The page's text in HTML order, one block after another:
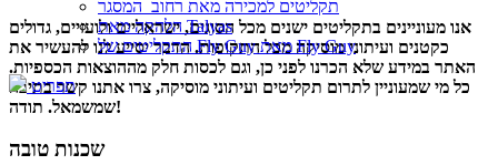
תקליטים למכירה מאת רחוב_המסגר
הלהקה מאת Talyas
התקליטים של Fly Guy מאת Fly Guy
תפריט
אנו מעוניינים בתקליטים ישנים מכל הסוגים, ישראליים ולועזיים, גדולים
כקטנים ועיתוני מוסיקה מכל התקופות. הדבר יסייע לנו להעשיר את
האתר במידע שלא הכרנו לפני כן, וגם לכסות חלק מההוצאות הכספיות.
כל מי שמעוניין לתרום תקליטים ועיתוני מוסיקה, צרו אתנו קשר בתיבה
שמשמאל. תודה!
שכנות טובה